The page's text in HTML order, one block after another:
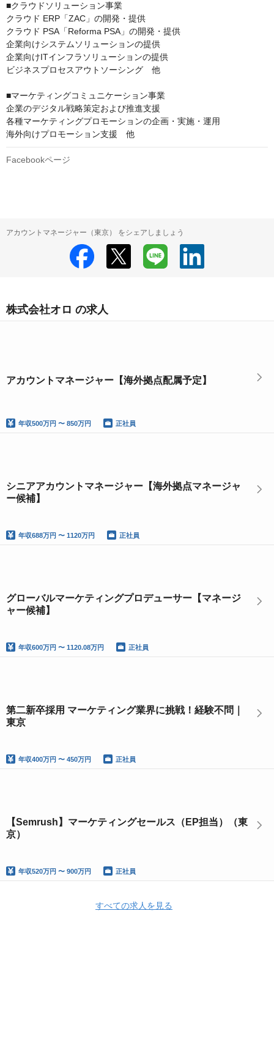
■クラウドソリューション事業
クラウド ERP「ZAC」の開発・提供
クラウド PSA「Reforma PSA」の開発・提供
企業向けシステムソリューションの提供
企業向けITインフラソリューションの提供
ビジネスプロセスアウトソーシング　他
■マーケティングコミュニケーション事業
企業のデジタル戦略策定および推進支援
各種マーケティングプロモーションの企画・実施・運用
海外向けプロモーション支援　他
Facebookページ
アカウントマネージャー（東京） をシェアしましょう
株式会社オロ の求人
アカウントマネージャー【海外拠点配属予定】
年収500万円 〜 850万円 正社員
シニアアカウントマネージャー【海外拠点マネージャ
ー候補】
年収688万円 〜 1120万円 正社員
グローバルマーケティングプロデューサー【マネージ
ャー候補】
年収600万円 〜 1120.08万円 正社員
第二新卒採用 マーケティング業界に挑戦！経験不問｜
東京
年収400万円 〜 450万円 正社員
【Semrush】マーケティングセールス（EP担当）（東
京）
年収520万円 〜 900万円 正社員
すべての求人を見る